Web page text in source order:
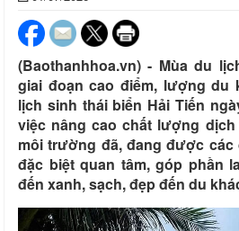
(Baothanhhoa.vn) - Mùa du
giai đoạn cao điểm, lượng du
lịch sinh thái biển Hải Tiến
việc nâng cao chất lượng
môi trường đã, đang được
đặc biệt quan tâm, góp phần
đến xanh, sạch, đẹp đến du